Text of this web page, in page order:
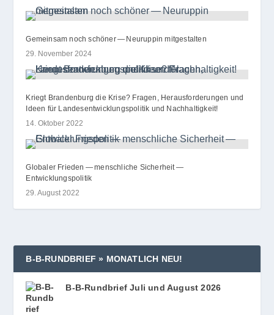
Gemeinsam noch schöner — Neuruppin mitgestalten
29. November 2024
Kriegt Brandenburg die Krise? Fragen, Herausforderungen und
Ideen für Landesentwicklungspolitik und Nachhaltigkeit!
14. Oktober 2022
Globaler Frieden — menschliche Sicherheit —
Entwicklungspolitik
29. August 2022
B‑B‑RUNDBRIEF » MONATLICH NEU!
B‑B-Rundbrief Juli und August 2026